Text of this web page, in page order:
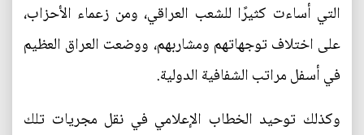
التي أساءت كثيرًا للشعب العراقي، ومن زعماء الأحزاب،
على اختلاف توجهاتهم ومشاربهم، ووضعت العراق العظيم
في أسفل مراتب الشفافية الدولية.
وكذلك توحيد الخطاب الإعلامي في نقل مجريات تلك